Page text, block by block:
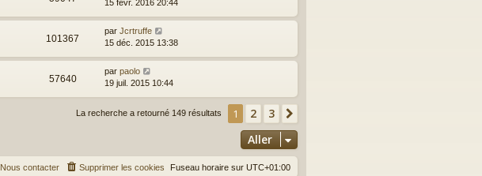
15 févr. 2016 20:44
101367
par Jcrtruffe
15 déc. 2015 13:38
57640
par paolo
19 juil. 2015 10:44
La recherche a retourné 149 résultats 1 2 3
Aller
Fuseau horaire sur UTC+01:00
Supprimer les cookies
Nous contacter